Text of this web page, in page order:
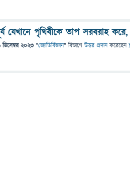
যেখানে পৃথিবীকে তাপ সরবরাহ করে,
ডিসেম্বর 2023 "জ্যোতির্বিজ্ঞান" বিভাগে উত্তর প্রদান করেছেন